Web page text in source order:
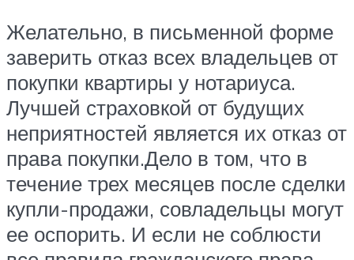
Желательно, в письменной форме
заверить отказ всех владельцев от
покупки квартиры у нотариуса.
Лучшей страховкой от будущих
неприятностей является их отказ от
права покупки.Дело в том, что в
течение трех месяцев после сделки
купли-продажи, совладельцы могут
ее оспорить. И если не соблюсти